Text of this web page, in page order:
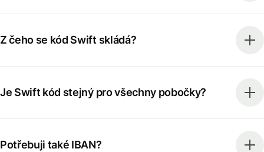
Z čeho se kód Swift skládá?
Je Swift kód stejný pro všechny pobočky?
Potřebuji také IBAN?